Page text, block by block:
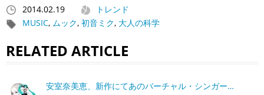
2014.02.19
トレンド
MUSIC, ムック, 初音ミク, 大人の科学
RELATED ARTICLE
安室奈美恵、新作にてあのバーチャル・シンガー…